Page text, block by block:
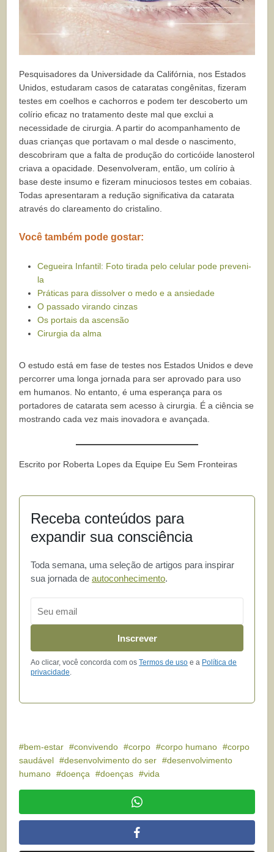
Pesquisadores da Universidade da Califórnia, nos Estados
Unidos, estudaram casos de cataratas congênitas, fizeram
testes em coelhos e cachorros e podem ter descoberto um
colírio eficaz no tratamento deste mal que exclui a
necessidade de cirurgia. A partir do acompanhamento de
duas crianças que portavam o mal desde o nascimento,
descobriram que a falta de produção do corticóide lanosterol
criava a opacidade. Desenvolveram, então, um colírio à
base deste insumo e fizeram minuciosos testes em cobaias.
Todas apresentaram a redução significativa da catarata
através do clareamento do cristalino.
Você também pode gostar:
Cegueira Infantil: Foto tirada pelo celular pode preveni-
la
Práticas para dissolver o medo e a ansiedade
O passado virando cinzas
Os portais da ascensão
Cirurgia da alma
O estudo está em fase de testes nos Estados Unidos e deve
percorrer uma longa jornada para ser aprovado para uso
em humanos. No entanto, é uma esperança para os
portadores de catarata sem acesso à cirurgia. É a ciência se
mostrando cada vez mais inovadora e avançada.
Escrito por Roberta Lopes da Equipe Eu Sem Fronteiras
Receba conteúdos para
expandir sua consciência
Toda semana, uma seleção de artigos para inspirar
sua jornada deautoconhecimento.
Inscrever
Ao clicar, você concorda com osTermos de uso e a Política de
privacidade.
bem-estar convivendo corpo corpo humano
corpo
saudável
desenvolvimento do ser
desenvolvimento
humano
doença doenças vida